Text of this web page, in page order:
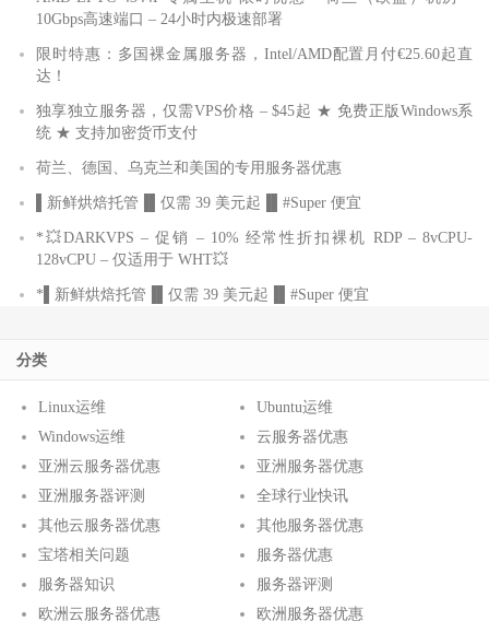
10Gbps高速端口 – 24小时内极速部署
限时特惠：多国裸金属服务器，Intel/AMD配置月付€25.60起直
达！
独享独立服务器，仅需VPS价格 – $45起 ★ 免费正版Windows系
统 ★ 支持加密货币支付
荷兰、德国、乌克兰和美国的专用服务器优惠
▌新鲜烘焙托管▐▌仅需 39 美元起▐▌#Super 便宜
*💥DARKVPS – 促销 – 10% 经常性折扣裸机 RDP – 8vCPU-
128vCPU – 仅适用于 WHT💥
*▌新鲜烘焙托管▐▌仅需 39 美元起▐▌#Super 便宜
分类
Linux运维
Ubuntu运维
Windows运维
云服务器优惠
亚洲云服务器优惠
亚洲服务器优惠
亚洲服务器评测
全球行业快讯
其他云服务器优惠
其他服务器优惠
宝塔相关问题
服务器优惠
服务器知识
服务器评测
欧洲云服务器优惠
欧洲服务器优惠